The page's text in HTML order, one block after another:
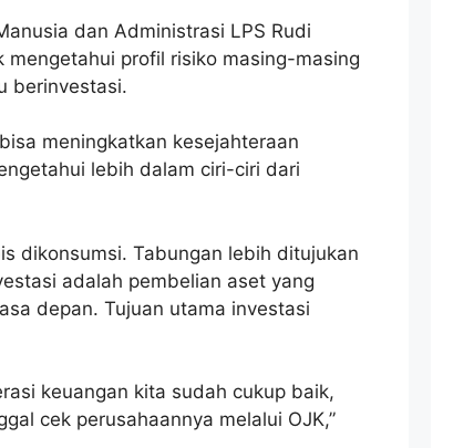
dan Administrasi LPS Rudi
profil risiko masing-masing
berinvestasi.
meningkatkan kesejahteraan
lebih dalam ciri-ciri dari
dikonsumsi. Tabungan lebih ditujukan
adalah pembelian aset yang
depan. Tujuan utama investasi
keuangan kita sudah cukup baik,
cek perusahaannya melalui OJK,”